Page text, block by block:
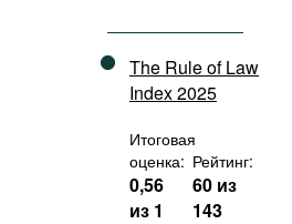
The Rule of Law
Index 2025
Итоговая
оценка:
0,56
из 1
Рейтинг:
60 из
143